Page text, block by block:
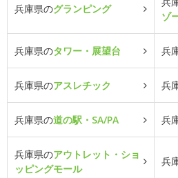
兵庫県のグランピング
ゾ
兵庫県のタワー・展望台 兵
兵庫県のアスレチック 兵
兵庫県の道の駅・SA/PA 兵
兵庫県のアウトレット・ショ
ッピングモール
兵